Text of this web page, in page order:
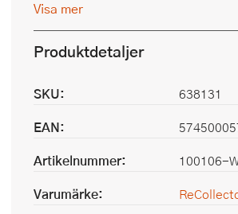
Visa mer
Produktdetaljer
SKU:
638131
EAN:
Artikelnummer:
100106-
Varumärke: